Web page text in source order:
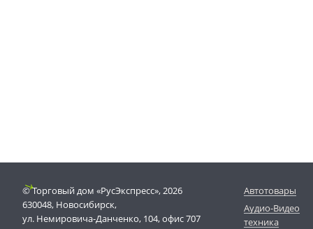
© Торговый дом «РусЭкспресс», 2026
630048, Новосибирск,
ул. Немировича-Данченко, 104, офис 707
Автотовары
Аудио-Видео
техника